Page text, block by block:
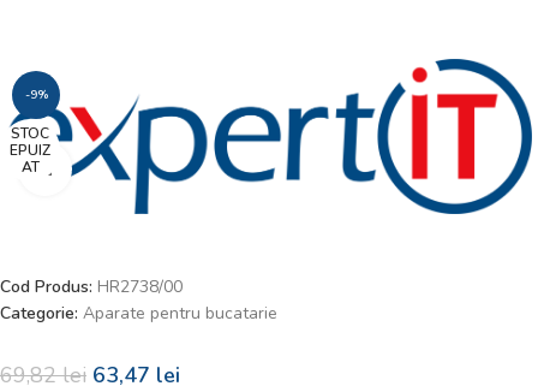
-9%
STOC
EPUIZ
AT
Faceți click pentru a mări
Cod Produs: HR2738/00
Categorie: Aparate pentru bucatarie
69,82lei 63,47 lei